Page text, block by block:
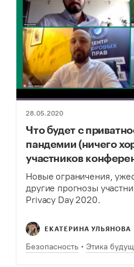
28.05.2020
Что будет с
пандемии (ничего
участников
Новые ограничения,
другие прогнозы
Privacy Day 2020.
ЕКАТЕРИНА УЛЬЯНОВА
Безопасность Этика